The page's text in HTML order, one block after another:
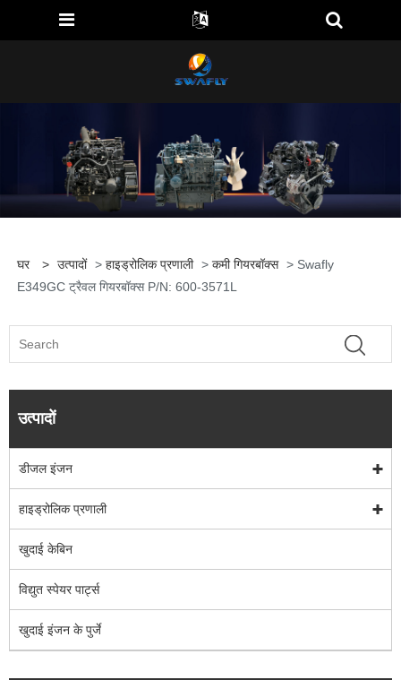
घर > उत्पादों > हाइड्रोलिक प्रणाली > कमी गियरबॉक्स > Swafly
E349GC ट्रैवल गियरबॉक्स P/N: 600-3571L
उत्पादों
डीजल इंजन
हाइड्रोलिक प्रणाली
खुदाई केबिन
विद्युत स्पेयर पार्ट्स
खुदाई इंजन के पुर्जे